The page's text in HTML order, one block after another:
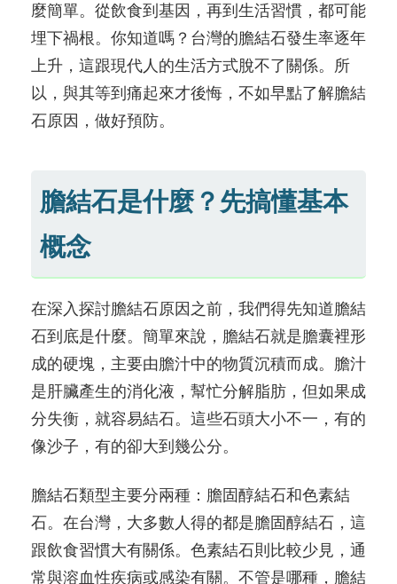
麼簡單。從飲食到基因，再到生活習慣，都可能
埋下禍根。你知道嗎？台灣的膽結石發生率逐年
上升，這跟現代人的生活方式脫不了關係。所
以，與其等到痛起來才後悔，不如早點了解膽結
石原因，做好預防。
膽結石是什麼？先搞懂基本
概念
在深入探討膽結石原因之前，我們得先知道膽結
石到底是什麼。簡單來說，膽結石就是膽囊裡形
成的硬塊，主要由膽汁中的物質沉積而成。膽汁
是肝臟產生的消化液，幫忙分解脂肪，但如果成
分失衡，就容易結石。這些石頭大小不一，有的
像沙子，有的卻大到幾公分。
膽結石類型主要分兩種：膽固醇結石和色素結
石。在台灣，大多數人得的都是膽固醇結石，這
跟飲食習慣大有關係。色素結石則比較少見，通
常與溶血性疾病或感染有關。不管是哪種，膽結